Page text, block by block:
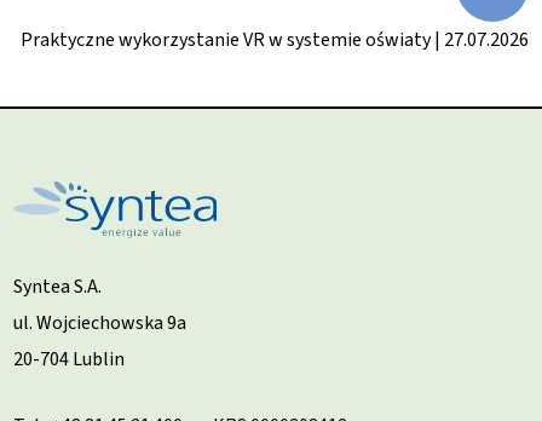
Praktyczne wykorzystanie VR w systemie oświaty | 27.07.2026
Syntea S.A.
ul. Wojciechowska 9a
20-704 Lublin